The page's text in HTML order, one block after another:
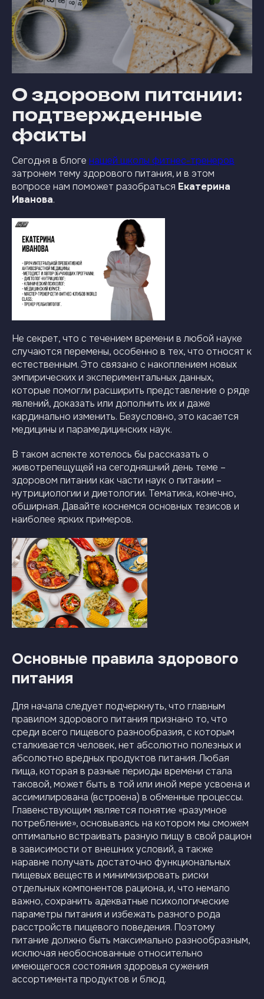
О здоровом питании:
подтвержденные
факты
Сегодня в блоге нашей школы фитнес-тренеров
затронем тему здорового питания, и в этом
вопросе нам поможет разобраться Екатерина
Иванова.
Не секрет, что с течением времени в любой науке
случаются перемены, особенно в тех, что относят к
естественным. Это связано с накоплением новых
эмпирических и экспериментальных данных,
которые помогли расширить представление о ряде
явлений, доказать или дополнить их и даже
кардинально изменить. Безусловно, это касается
медицины и парамедицинских наук.
В таком аспекте хотелось бы рассказать о
животрепещущей на сегодняшний день теме –
здоровом питании как части наук о питании –
нутрициологии и диетологии. Тематика, конечно,
обширная. Давайте коснемся основных тезисов и
наиболее ярких примеров.
Основные правила здорового
питания
Для начала следует подчеркнуть, что главным
правилом здорового питания признано то, что
среди всего пищевого разнообразия, с которым
сталкивается человек, нет абсолютно полезных и
абсолютно вредных продуктов питания. Любая
пища, которая в разные периоды времени стала
таковой, может быть в той или иной мере усвоена и
ассимилирована (встроена) в обменные процессы.
Главенствующим является понятие «разумное
потребление», основываясь на котором мы сможем
оптимально встраивать разную пищу в свой рацион
в зависимости от внешних условий, а также
наравне получать достаточно функциональных
пищевых веществ и минимизировать риски
отдельных компонентов рациона, и, что немало
важно, сохранить адекватные психологические
параметры питания и избежать разного рода
расстройств пищевого поведения. Поэтому
питание должно быть максимально разнообразным,
исключая необоснованные относительно
имеющегося состояния здоровья сужения
ассортимента продуктов и блюд.